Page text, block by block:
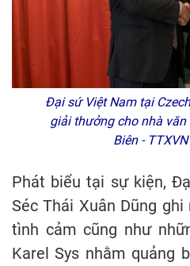
Đại sứ Việt Nam tại
giải thưởng cho nhà văn
Biên -
Phát biểu tại sự kiện,
Séc Thái Xuân Dũng
tình cảm cũng như
Karel Sys nhằm quảng